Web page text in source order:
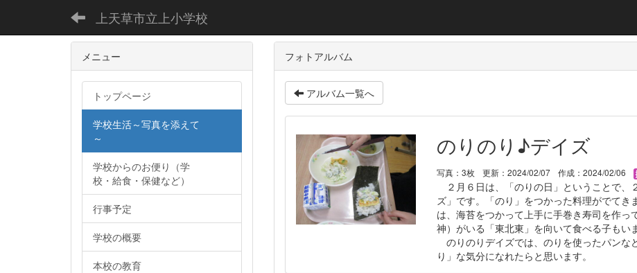
上天草市立上小学校
フォトアルバム
アルバム一覧へ
のりのり♪デイズ
写真：3枚 更新：2024/02/07 作成：2024/02/06
２月６日は、「のりの日」ということで、
ズ」です。「のり」をつかった料理がでて
は、海苔をつかって上手に手巻き寿司を作
神）がいる「東北東」を向いて食べる子もい
のりのりデイズでは、のりを使ったパンな
り」な気分になれたらと思います。
メニュー
トップページ
学校生活～写真を添えて
～
学校からのお便り（学
校・給食・保健など）
行事予定
学校の概要
本校の教育